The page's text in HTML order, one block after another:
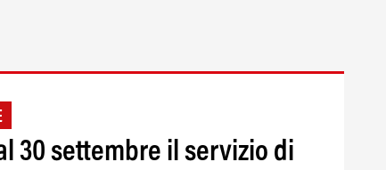
30 settembre il servizio di